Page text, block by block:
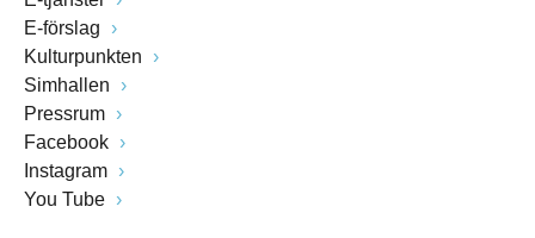
E-förslag
Kulturpunkten
Simhallen
Pressrum
Facebook
Instagram
You Tube